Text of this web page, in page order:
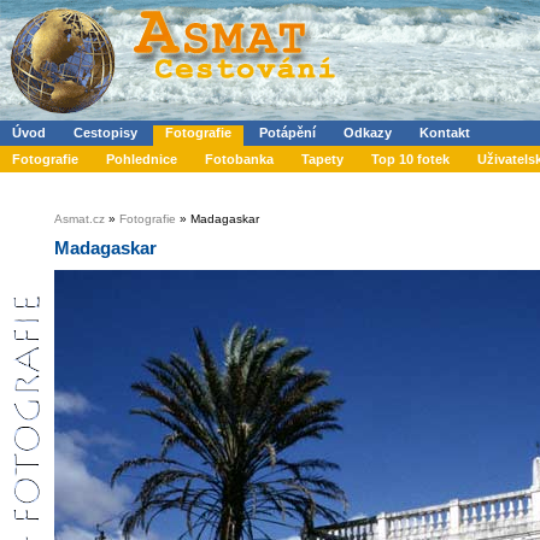
Úvod Cestopisy Fotografie Potápění Odkazy
Kontakt
Fotografie
Pohlednice Fotobanka Tapety Top 10 fotek
Asmat.cz » Fotografie » Madagaskar
Madagaskar